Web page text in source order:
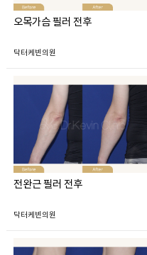
오목가슴 필러 전후
닥터케빈의원
전완근 필러 전후
닥터케빈의원